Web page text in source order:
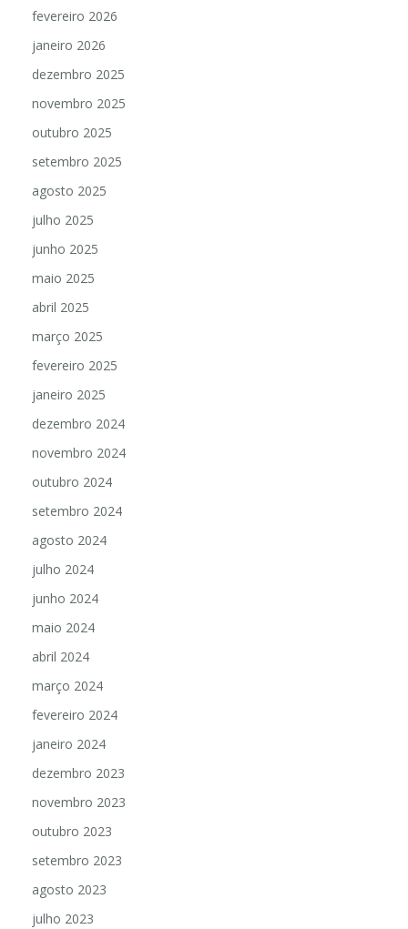
fevereiro 2026
janeiro 2026
dezembro 2025
novembro 2025
outubro 2025
setembro 2025
agosto 2025
julho 2025
junho 2025
maio 2025
abril 2025
março 2025
fevereiro 2025
janeiro 2025
dezembro 2024
novembro 2024
outubro 2024
setembro 2024
agosto 2024
julho 2024
junho 2024
maio 2024
abril 2024
março 2024
fevereiro 2024
janeiro 2024
dezembro 2023
novembro 2023
outubro 2023
setembro 2023
agosto 2023
julho 2023